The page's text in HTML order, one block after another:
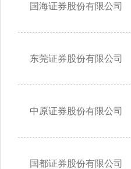
国海证券股份有限公司
东莞证券股份有限公司
中原证券股份有限公司
国都证券股份有限公司